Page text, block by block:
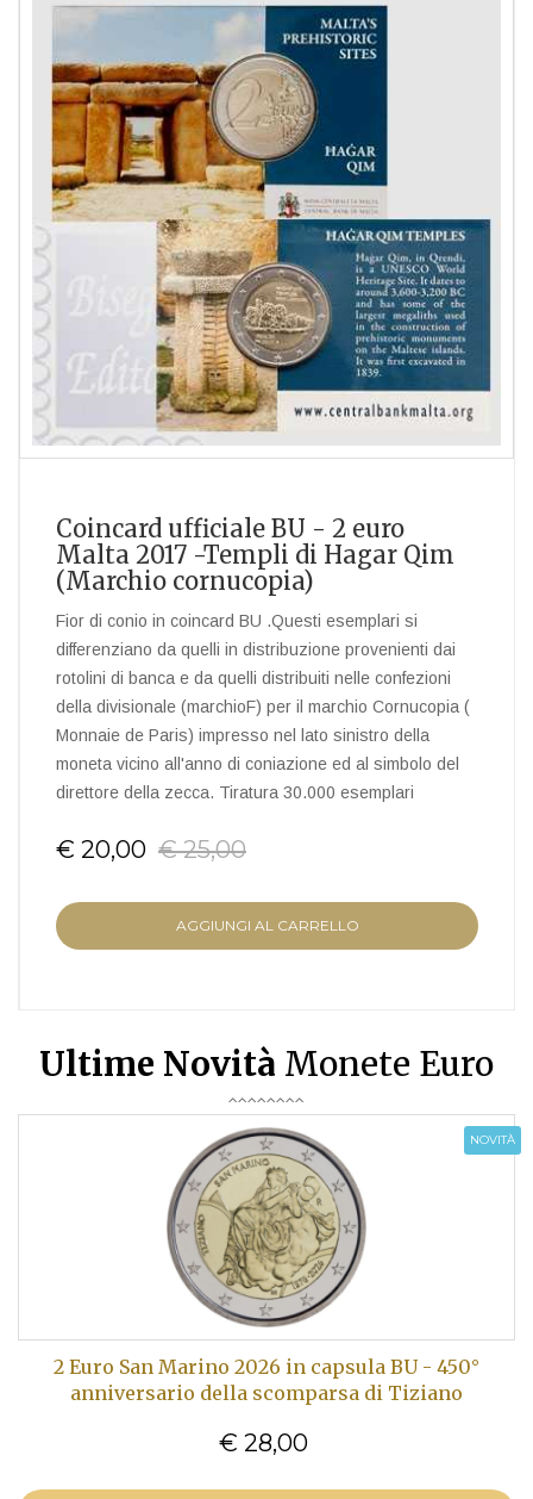
Coincard ufficiale BU - 2 euro
Malta 2017 -Templi di Hagar Qim
(Marchio cornucopia)
Fior di conio in coincard BU .Questi esemplari si
differenziano da quelli in distribuzione provenienti dai
rotolini di banca e da quelli distribuiti nelle confezioni
della divisionale (marchioF) per il marchio Cornucopia (
Monnaie de Paris) impresso nel lato sinistro della
moneta vicino all'anno di coniazione ed al simbolo del
direttore della zecca. Tiratura 30.000 esemplari
€ 20,00 € 25,00
AGGIUNGI AL CARRELLO
Ultime Novità Monete Euro
NOVITÀ
2 Euro San Marino 2026 in capsula BU - 450°
anniversario della scomparsa di Tiziano
€ 28,00